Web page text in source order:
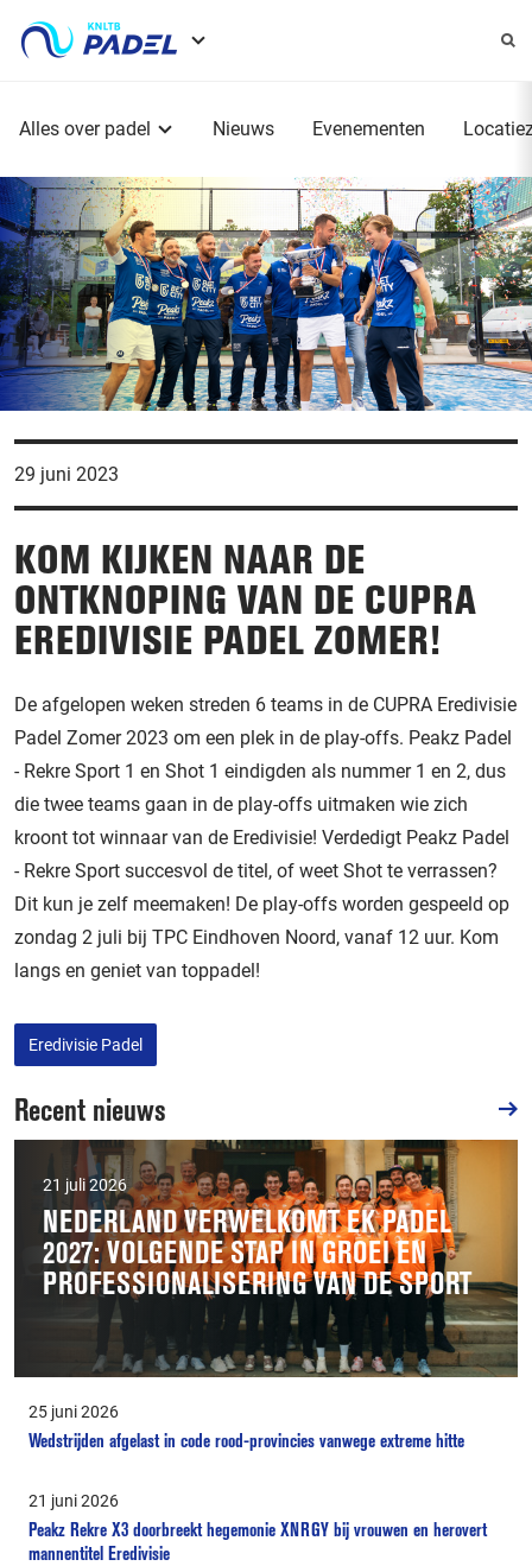
Alles over padel Nieuws Evenementen
29 juni 2023
KOM KIJKEN NAAR DE
ONTKNOPING VAN DE CUPRA
EREDIVISIE PADEL ZOMER!
De afgelopen weken streden 6 teams in de CUPRA Eredivisie
Padel Zomer 2023 om een plek in de play-offs. Peakz Padel
- Rekre Sport 1 en Shot 1 eindigden als nummer 1 en 2, dus
die twee teams gaan in de play-offs uitmaken wie zich
kroont tot winnaar van de Eredivisie! Verdedigt Peakz Padel
- Rekre Sport succesvol de titel, of weet Shot te verrassen?
Dit kun je zelf meemaken! De play-offs worden gespeeld op
zondag 2 juli bij TPC Eindhoven Noord, vanaf 12 uur. Kom
langs en geniet van toppadel!
Eredivisie Padel
Recent nieuws
21 juli 2026
NEDERLAND VERWELKOMT EK PADEL
2027: VOLGENDE STAP IN GROEI EN
PROFESSIONALISERING VAN DE SPORT
25 juni 2026
Wedstrijden afgelast in code rood-provincies vanwege extreme hitte
21 juni 2026
Peakz Rekre X3 doorbreekt hegemonie XNRGY bij vrouwen en herovert
mannentitel Eredivisie